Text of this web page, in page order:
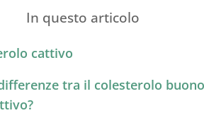
In questo articolo
cattivo
tra il colesterolo